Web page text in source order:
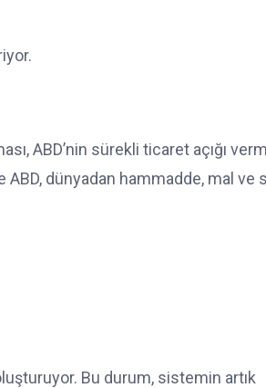
ABD’nin sürekli ticaret açığı
dünyadan hammadde, mal ve
Bu durum, sistemin artık